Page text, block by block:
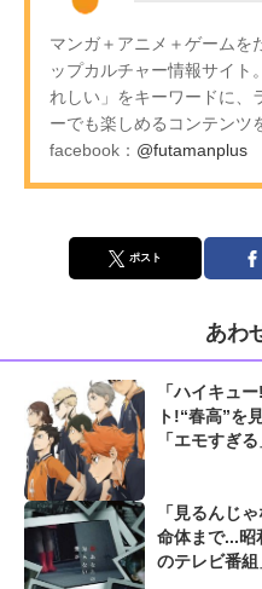
マンガ＋アニメ＋ゲームを
ップカルチャー情報サイト
れしい」をキーワードに、
ーでも楽しめるコンテンツ
facebook： @futamanplus
ポスト
あわ
「ハイキュ
ト!“春高”を
「エモすぎる
「見るんじ
命体まで...昭
のテレビ番組